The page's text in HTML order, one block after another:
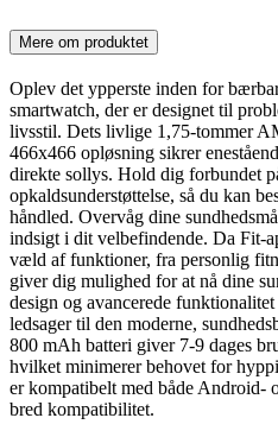
Mere om produktet
Oplev det ypperste inden for
smartwatch, der er designet til
livsstil. Dets livlige 1,75-tommer
466x466 opløsning sikrer
direkte sollys. Hold dig forbundet
opkaldsunderstøttelse, så du kan
håndled. Overvåg dine
indsigt i dit velbefindende. Da Fit-
væld af funktioner, fra personlig
giver dig mulighed for at nå dine
design og avancerede
ledsager til den moderne,
800 mAh batteri giver 7-9 dages
hvilket minimerer behovet for
er kompatibelt med både Android-
bred kompatibilitet.